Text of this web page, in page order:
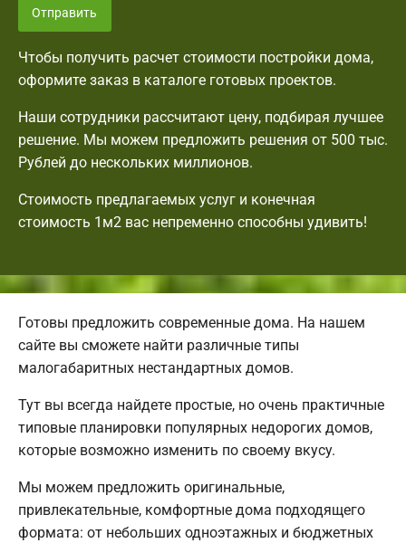
Отправить
Чтобы получить расчет стоимости постройки дома,
оформите заказ в каталоге готовых проектов.
Наши сотрудники рассчитают цену, подбирая лучшее
решение. Мы можем предложить решения от 500 тыс.
Рублей до нескольких миллионов.
Стоимость предлагаемых услуг и конечная
стоимость 1м2 вас непременно способны удивить!
Готовы предложить современные дома. На нашем
сайте вы сможете найти различные типы
малогабаритных нестандартных домов.
Тут вы всегда найдете простые, но очень практичные
типовые планировки популярных недорогих домов,
которые возможно изменить по своему вкусу.
Мы можем предложить оригинальные,
привлекательные, комфортные дома подходящего
формата: от небольших одноэтажных и бюджетных